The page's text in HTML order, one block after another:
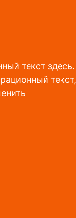
текст здесь.
текст,